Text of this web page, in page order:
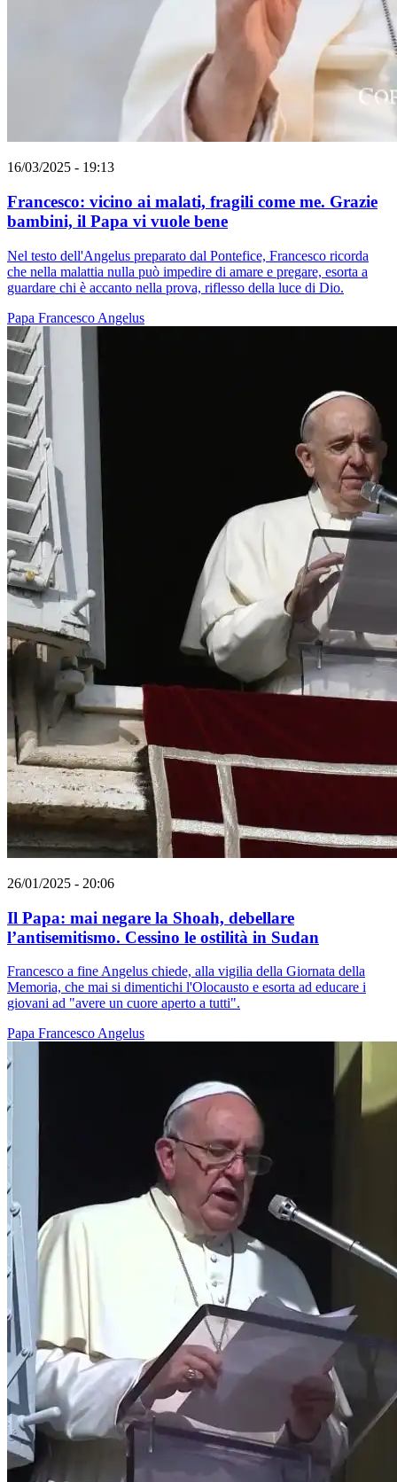
16/03/2025 - 19:13
Francesco: vicino ai malati, fragili come me. Grazie
bambini, il Papa vi vuole bene
Nel testo dell'Angelus preparato dal Pontefice, Francesco ricorda
che nella malattia nulla può impedire di amare e pregare, esorta a
guardare chi è accanto nella prova, riflesso della luce di Dio.
Papa Francesco Angelus
26/01/2025 - 20:06
Il Papa: mai negare la Shoah, debellare
l’antisemitismo. Cessino le ostilità in Sudan
Francesco a fine Angelus chiede, alla vigilia della Giornata della
Memoria, che mai si dimentichi l'Olocausto e esorta ad educare i
giovani ad "avere un cuore aperto a tutti".
Papa Francesco Angelus